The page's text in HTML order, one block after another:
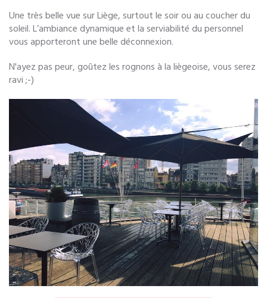
Une très belle vue sur Liège, surtout le soir ou au coucher du
soleil. L’ambiance dynamique et la serviabilité du personnel
vous apporteront une belle déconnexion.
N'ayez pas peur, goûtez les rognons à la liègeoise, vous serez
ravi ;-)